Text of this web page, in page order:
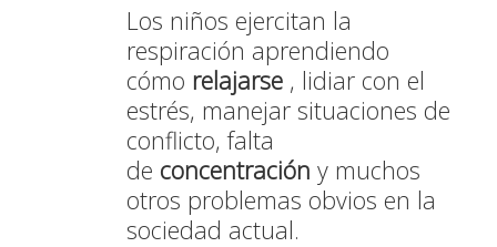
Los niños ejercitan la
respiración aprendiendo
cómo relajarse, lidiar con el
estrés, manejar situaciones de
conflicto, falta
de concentración y muchos
otros problemas obvios en la
sociedad actual.